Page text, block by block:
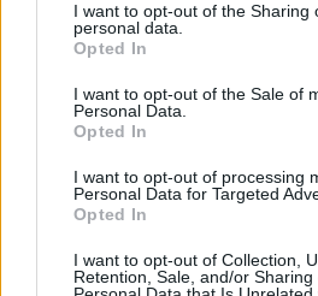
not limited to your visit or usage
grant or deny consent to Google
use your data for below specified
consent section.
I want to opt-out of the Sharing
personal data.
Opted In
I want to opt-out of the Sale of
Personal Data.
Opted In
I want to opt-out of processing
Personal Data for Targeted
Opted In
I want to opt-out of Collection,
Retention, Sale, and/or Sharing
a un animal, sino que también
de su nueva familia.
Staff